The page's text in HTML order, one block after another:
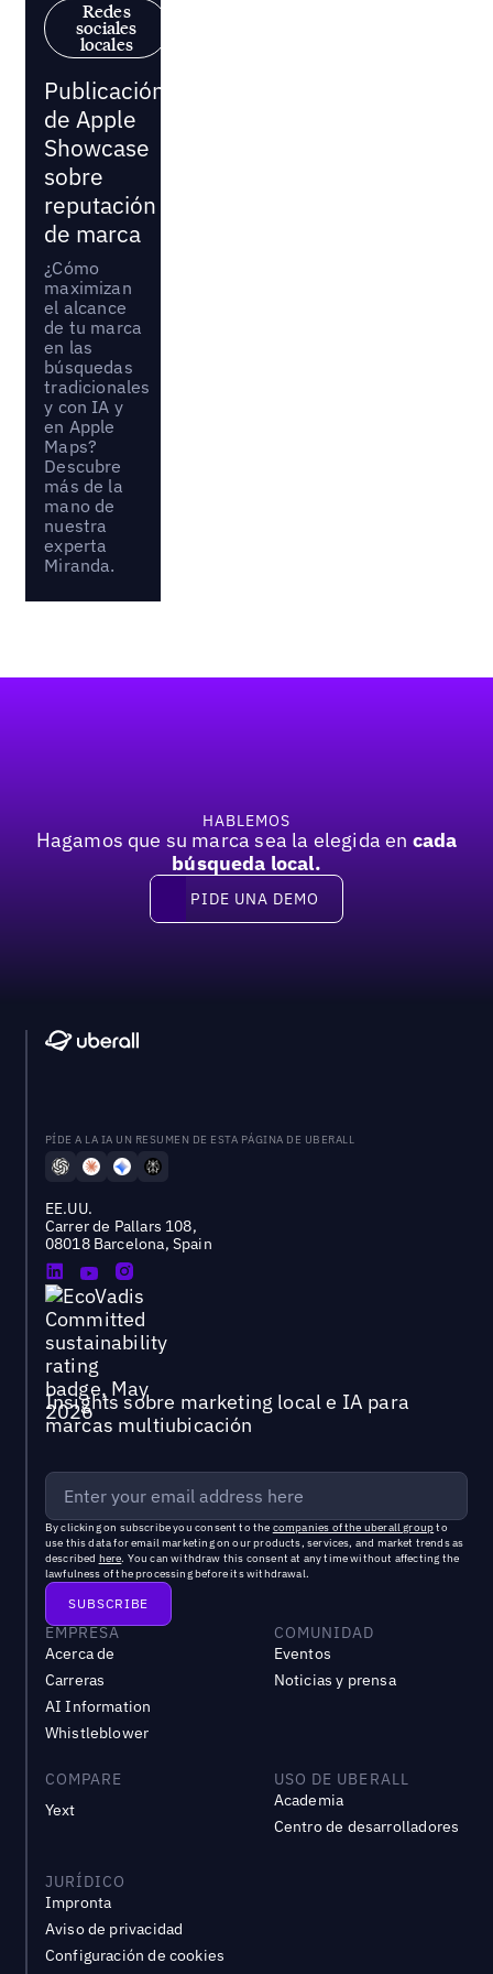
Redes
sociales
locales
Publicación
de Apple
Showcase
sobre
reputación
de marca
¿Cómo
maximizan
el alcance
de tu marca
en las
búsquedas
tradicionales
y con IA y
en Apple
Maps?
Descubre
más de la
mano de
nuestra
experta
Miranda.
HABLEMOS
Hagamos que su marca sea la elegida en cada
búsqueda local.
Pide una demo
PIDE UNA DEMO
PÍDE A LA IA UN RESUMEN DE ESTA PÁGINA DE UBERALL
EE.UU.
Carrer de Pallars 108,
08018 Barcelona, Spain
Insights sobre marketing local e IA para
marcas multiubicación
By clicking on subscribe you consent to the companies of the uberall groupto
use this data for email marketing on our products, services, and market trends as
described here. You can withdraw this consent at any time without affecting the
lawfulness of the processing before its withdrawal.
EMPRESA
Acerca de
Carreras
AI Information
Whistleblower
COMUNIDAD
Eventos
Noticias y prensa
COMPARE
Yext
USO DE UBERALL
Academia
Centro de desarrolladores
JURÍDICO
Impronta
Aviso de privacidad
Configuración de cookies